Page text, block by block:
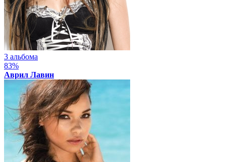
3 альбома
83%
Аврил Лавин